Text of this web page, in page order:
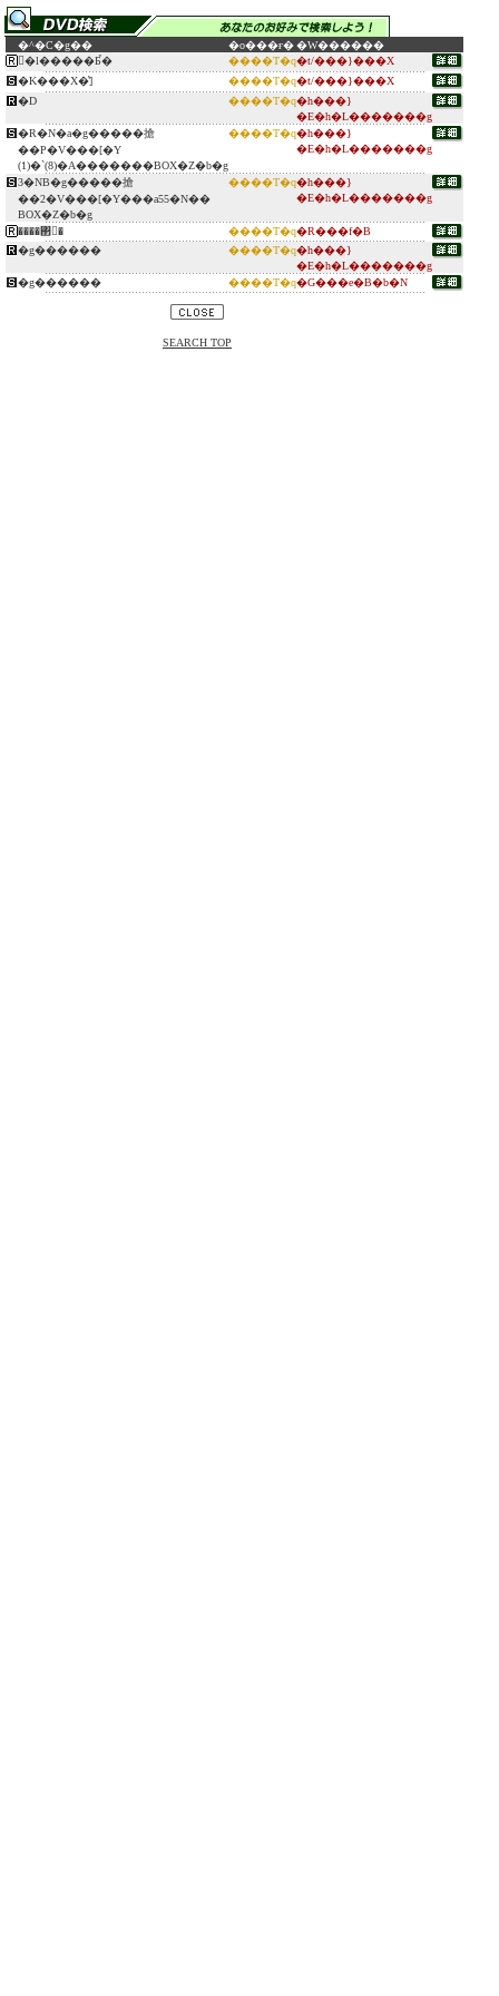
�^�C�g�� �o���ғ��W������
�ِl�����Ƃ̉�
����T�q�t/���}���X
�K���X�̔]
����T�q�t/���}���X
�D
����T�q�h���}
�E�h�L�������g
�R�N�a�g�����搶
��P�V���[�Y
(1)�`(8)�A�������BOX�Z�b�g
����T�q�h���}
�E�h�L�������g
3�NB�g�����搶
��2�V���[�Y���a55�N��
BOX�Z�b�g
����T�q�h���}
�E�h�L�������g
����΂񂸂� ����T�q�R���f�B
�g������
����T�q�h���}
�E�h�L�������g
�g������
����T�q�G���e�B�b�N
SEARCH TOP